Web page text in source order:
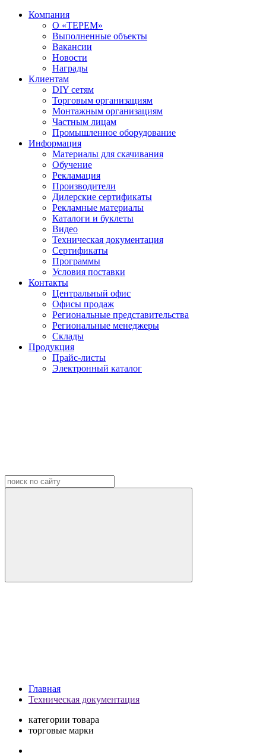
Компания
О «ТЕРЕМ»
Выполненные объекты
Вакансии
Новости
Награды
Клиентам
DIY сетям
Торговым организациям
Монтажным организациям
Частным лицам
Промышленное оборудование
Информация
Материалы для скачивания
Обучение
Рекламация
Производители
Дилерские сертификаты
Рекламные материалы
Каталоги и буклеты
Видео
Техническая документация
Сертификаты
Программы
Условия поставки
Контакты
Центральный офис
Офисы продаж
Региональные представительства
Региональные менеджеры
Склады
Продукция
Прайс-листы
Электронный каталог
Главная
Техническая документация
категории товара
торговые марки